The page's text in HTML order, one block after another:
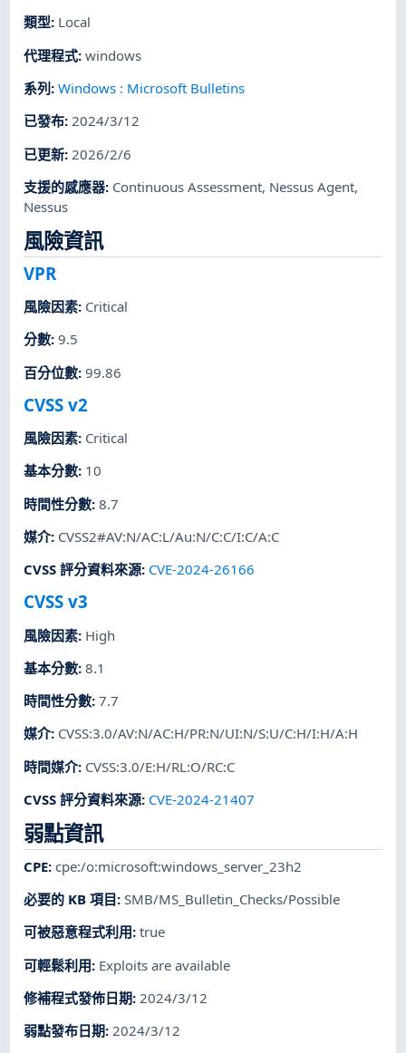
類型: Local
代理程式:windows
系列 :Windows : Microsoft Bulletins
已發布:2024/3/12
已更新: 2026/2/6
支援的感應器: Continuous Assessment, Nessus Agent,
Nessus
風險資訊
VPR
風險因素: Critical
分數:9.5
百分位數:99.86
CVSS v2
風險因素: Critical
基本分數: 10
時間性分數:8.7
媒介: CVSS2#AV:N/AC:L/Au:N/C:C/I:C/A:C
CVSS 評分資料來源: CVE-2024-26166
CVSS v3
風險因素: High
基本分數:8.1
時間性分數:7.7
媒介: CVSS:3.0/AV:N/AC:H/PR:N/UI:N/S:U/C:H/I:H/A:H
時間媒介: CVSS:3.0/E:H/RL:O/RC:C
CVSS 評分資料來源: CVE-2024-21407
弱點資訊
CPE:cpe:/o:microsoft:windows_server_23h2
必要的 KB 項目:SMB/MS_Bulletin_Checks/Possible
可被惡意程式利用:true
可輕鬆利用: Exploits are available
修補程式發佈日期:2024/3/12
弱點發布日期:2024/3/12